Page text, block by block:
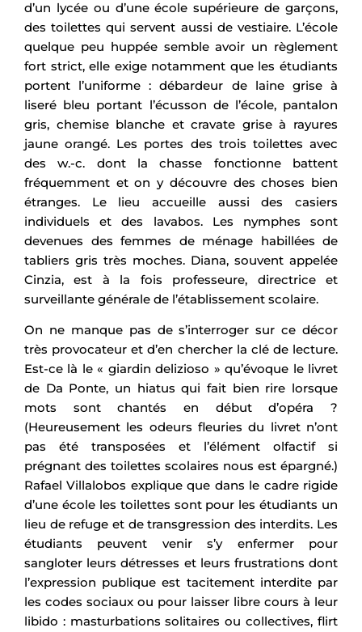
d’un lycée ou d’une école supérieure de garçons,
des toilettes qui servent aussi de vestiaire. L’école
quelque peu huppée semble avoir un règlement
fort strict, elle exige notamment que les étudiants
portent l’uniforme : débardeur de laine grise à
liseré bleu portant l’écusson de l’école, pantalon
gris, chemise blanche et cravate grise à rayures
jaune orangé. Les portes des trois toilettes avec
des w.-c. dont la chasse fonctionne battent
fréquemment et on y découvre des choses bien
étranges. Le lieu accueille aussi des casiers
individuels et des lavabos. Les nymphes sont
devenues des femmes de ménage habillées de
tabliers gris très moches. Diana, souvent appelée
Cinzia, est à la fois professeure, directrice et
surveillante générale de l’établissement scolaire.
On ne manque pas de s’interroger sur ce décor
très provocateur et d’en chercher la clé de lecture.
Est-ce là le « giardin delizioso » qu’évoque le livret
de Da Ponte, un hiatus qui fait bien rire lorsque
mots sont chantés en début d’opéra ?
(Heureusement les odeurs fleuries du livret n’ont
pas été transposées et l’élément olfactif si
prégnant des toilettes scolaires nous est épargné.)
Rafael Villalobos explique que dans le cadre rigide
d’une école les toilettes sont pour les étudiants un
lieu de refuge et de transgression des interdits. Les
étudiants peuvent venir s’y enfermer pour
sangloter leurs détresses et leurs frustrations dont
l’expression publique est tacitement interdite par
les codes sociaux ou pour laisser libre cours à leur
libido : masturbations solitaires ou collectives, flirt